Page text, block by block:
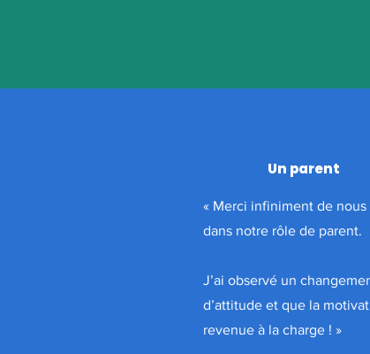
Un parent
« Merci infiniment de
dans notre rôle de parent.
J’ai observé un
d’attitude et que la
revenue à la charge ! »